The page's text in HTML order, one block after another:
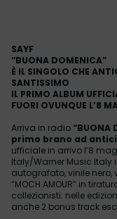
SAYF
“BUONA DOMENICA”
È IL SINGOLO CHE
SANTISSIMO
IL PRIMO ALBUM
FUORI OVUNQUE L’8
Arriva in radio
primo brano ad
ufficiale in arrivo l’8
Italy/Warner Music Italy
autografato, vinile
“MOCH AMOUR” in
collezionisti: nelle
anche 2 bonus track